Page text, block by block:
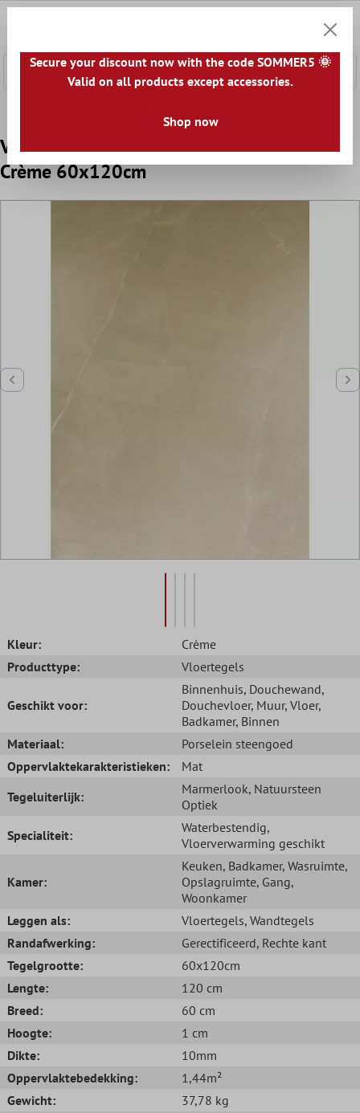
Vloertegels Manarola Marmerlook Mat
Crème 60x120cm
Kleur:
Crème
Producttype:
Vloertegels
Geschikt voor:
Binnenhuis, Douchewand,
Douchevloer, Muur, Vloer,
Badkamer, Binnen
Materiaal:
Porselein steengoed
Oppervlaktekarakteristieken:
Mat
Tegeluiterlijk:
Marmerlook, Natuursteen
Optiek
Specialiteit:
Waterbestendig,
Vloerverwarming geschikt
Kamer:
Keuken, Badkamer, Wasruimte,
Opslagruimte, Gang,
Woonkamer
Leggen als:
Vloertegels, Wandtegels
Randafwerking:
Gerectificeerd, Rechte kant
Tegelgrootte:
60x120cm
Lengte:
120 cm
Breed:
60 cm
Hoogte:
1 cm
Dikte:
10mm
Oppervlaktebedekking:
1,44m²
Gewicht:
37,78 kg
Secure your discount now with the code SOMMER5 🌞
Valid on all products except accessories.
Shop now